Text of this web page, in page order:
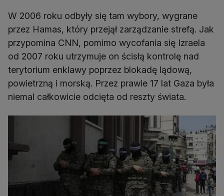
W 2006 roku odbyły się tam wybory, wygrane
przez Hamas, który przejął zarządzanie strefą. Jak
przypomina CNN, pomimo wycofania się Izraela
od 2007 roku utrzymuje on ścisłą kontrolę nad
terytorium enklawy poprzez blokadę lądową,
powietrzną i morską. Przez prawie 17 lat Gaza była
niemal całkowicie odcięta od reszty świata.